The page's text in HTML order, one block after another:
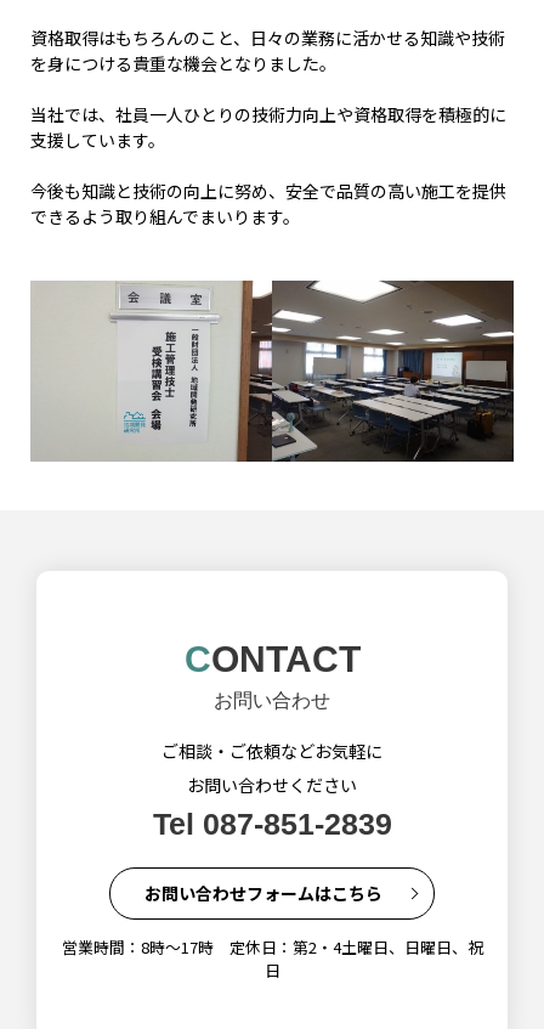
資格取得はもちろんのこと、日々の業務に活かせる知識や技術
を身につける貴重な機会となりました。
当社では、社員一人ひとりの技術力向上や資格取得を積極的に
支援しています。
今後も知識と技術の向上に努め、安全で品質の高い施工を提供
できるよう取り組んでまいります。
CONTACT
お問い合わせ
ご相談・ご依頼などお気軽に
お問い合わせください
Tel 087-851-2839
お問い合わせフォームはこちら
営業時間：8時～17時 定休日：第2・4土曜日、日曜日、祝
日